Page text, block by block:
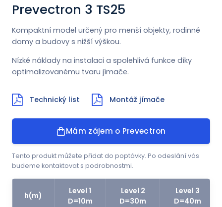
Prevectron 3 TS25
Kompaktní model určený pro menší objekty, rodinné
domy a budovy s nižší výškou.
Nízké náklady na instalaci a spolehlivá funkce díky
optimalizovanému tvaru jímače.
Technický list Montáž jímače
Mám zájem o Prevectron
Tento produkt můžete přidat do poptávky. Po odeslání vás
budeme kontaktovat s podrobnostmi.
h(m)
Level 1
D=10m
Level 2
D=30m
Level 3
D=40m